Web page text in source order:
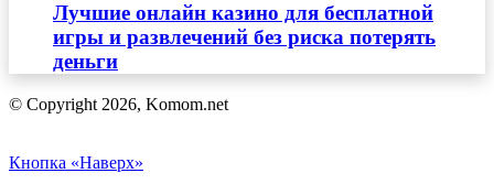
Лучшие онлайн казино для бесплатной
игры и развлечений без риска потерять
деньги
© Copyright 2026, Komom.net
Кнопка «Наверх»